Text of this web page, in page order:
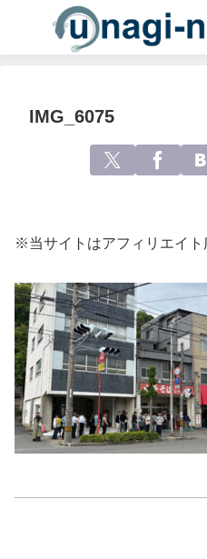
IMG_6075
※当サイトはアフィリエイト